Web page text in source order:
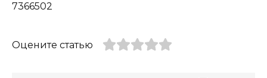
7366502
Оцените статью